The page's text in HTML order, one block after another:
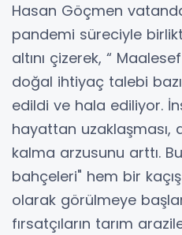
Hasan Göçmen
pandemi süreciyle
altını çizerek, “
doğal ihtiyaç talebi
edildi ve hala ediliyor.
hayattan uzaklaşması,
kalma arzusunu arttı.
bahçeleri" hem bir
olarak görülmeye
fırsatçıların tarım